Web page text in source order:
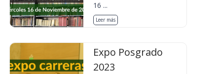
16 ...
Leer más
Expo Posgrado
2023